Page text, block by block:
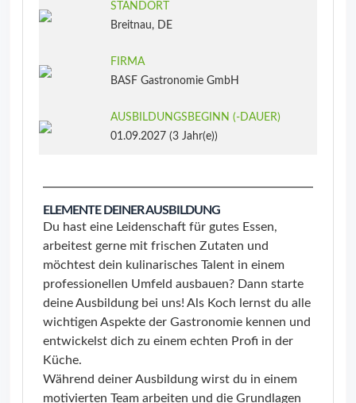
STANDORT
Breitnau, DE
FIRMA
BASF Gastronomie GmbH
AUSBILDUNGSBEGINN (‑DAUER)
01.09.2027 (3 Jahr(e))
ELEMENTE DEINER AUSBILDUNG
Du hast eine Leidenschaft für gutes Essen,
arbeitest gerne mit frischen Zutaten und
möchtest dein kulinarisches Talent in einem
professionellen Umfeld ausbauen? Dann starte
deine Ausbildung bei uns! Als Koch lernst du alle
wichtigen Aspekte der Gastronomie kennen und
entwickelst dich zu einem echten Profi in der
Küche.
Während deiner Ausbildung wirst du in einem
motivierten Team arbeiten und die Grundlagen